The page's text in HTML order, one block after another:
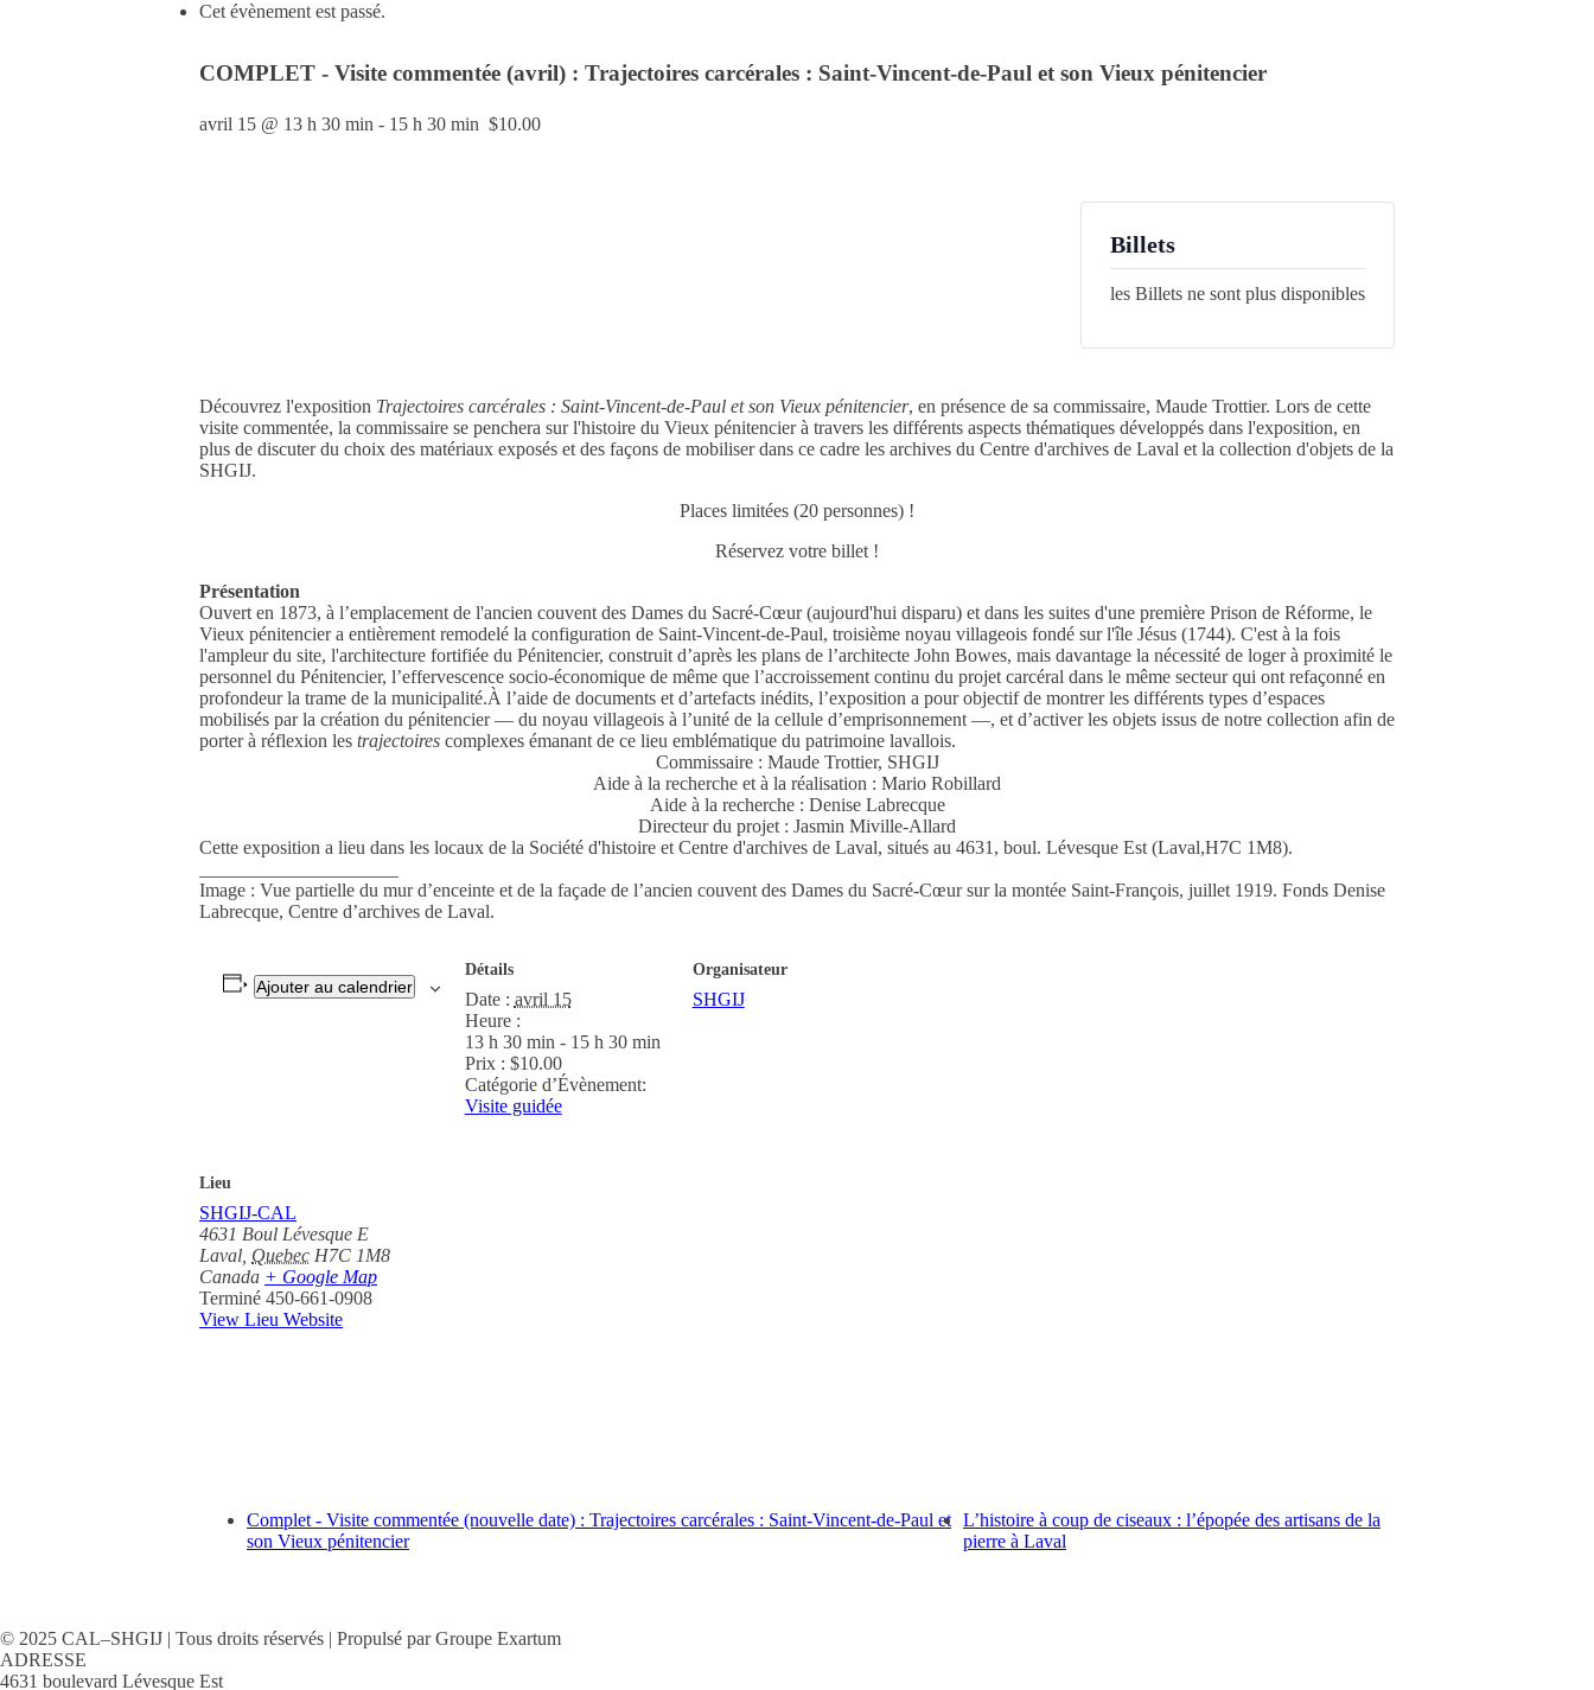
Cet évènement est passé.
COMPLET - Visite commentée (avril) : Trajectoires carcérales : Saint-Vincent-de-Paul et son Vieux pénitencier
avril 15 @ 13 h 30 min - 15 h 30 min $10.00
Billets
les Billets ne sont plus disponibles
Découvrez l'exposition Trajectoires carcérales : Saint-Vincent-de-Paul et son Vieux pénitencier, en présence de sa commissaire, Maude Trottier. Lors de cette
visite commentée, la commissaire se penchera sur l'histoire du Vieux pénitencier à travers les différents aspects thématiques développés dans l'exposition, en
plus de discuter du choix des matériaux exposés et des façons de mobiliser dans ce cadre les archives du Centre d'archives de Laval et la collection d'objets de la
SHGIJ.
Places limitées (20 personnes) !
Réservez votre billet !
Présentation
Ouvert en 1873, à l’emplacement de l'ancien couvent des Dames du Sacré-Cœur (aujourd'hui disparu) et dans les suites d'une première Prison de Réforme, le
Vieux pénitencier a entièrement remodelé la configuration de Saint-Vincent-de-Paul, troisième noyau villageois fondé sur l'île Jésus (1744). C'est à la fois
l'ampleur du site, l'architecture fortifiée du Pénitencier, construit d’après les plans de l’architecte John Bowes, mais davantage la nécessité de loger à proximité le
personnel du Pénitencier, l’effervescence socio-économique de même que l’accroissement continu du projet carcéral dans le même secteur qui ont refaçonné en
profondeur la trame de la municipalité.À l’aide de documents et d’artefacts inédits, l’exposition a pour objectif de montrer les différents types d’espaces
mobilisés par la création du pénitencier — du noyau villageois à l’unité de la cellule d’emprisonnement —, et d’activer les objets issus de notre collection afin de
porter à réflexion les trajectoires complexes émanant de ce lieu emblématique du patrimoine lavallois.
Commissaire : Maude Trottier, SHGIJ
Aide à la recherche et à la réalisation : Mario Robillard
Aide à la recherche : Denise Labrecque
Directeur du projet : Jasmin Miville-Allard
Cette exposition a lieu dans les locaux de la Société d'histoire et Centre d'archives de Laval, situés au 4631, boul. Lévesque Est (Laval,H7C 1M8).
Image : Vue partielle du mur d’enceinte et de la façade de l’ancien couvent des Dames du Sacré-Cœur sur la montée Saint-François, juillet 1919. Fonds Denise
Labrecque, Centre d’archives de Laval.
Ajouter au calendrier
Détails
Date : avril 15
Heure :
13 h 30 min - 15 h 30 min
Prix : $10.00
Catégorie d’Évènement:
Visite guidée
Organisateur
SHGIJ
Lieu
SHGIJ-CAL
4631 Boul Lévesque E
Laval Quebec H7C 1M8
Canada + Google Map
Terminé 450-661-0908
View Lieu Website
Complet - Visite commentée (nouvelle date) : Trajectoires carcérales : Saint-Vincent-de-Paul et
son Vieux pénitencier
L’histoire à coup de ciseaux : l’épopée des artisans de la
pierre à Laval
© 2025 CAL–SHGIJ | Tous droits réservés | Propulsé par Groupe Exartum
ADRESSE
4631 boulevard Lévesque Est